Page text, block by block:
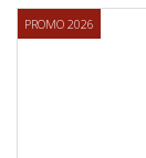
PROMO 2026